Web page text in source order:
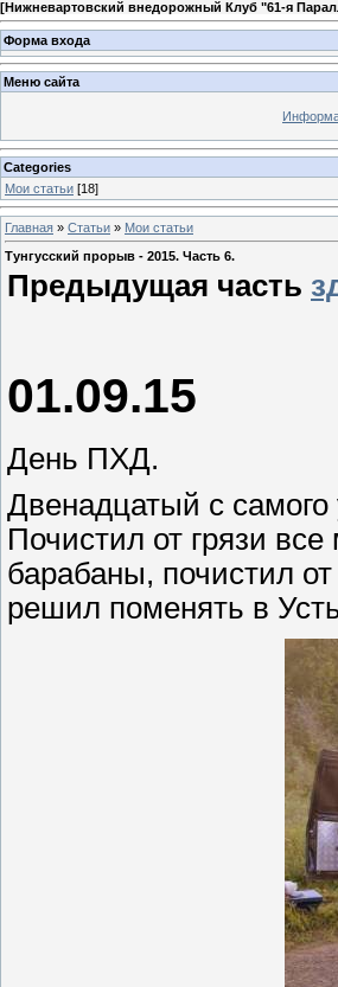
[Нижневартовский внедорожный Клуб "61-я
Форма входа
Меню сайта
Categories
Мои статьи [18]
Главная » Статьи » Мои статьи
Тунгусский прорыв - 2015. Часть 6.
Предыдущая часть
01.09.15
День ПХД.
Двенадцатый с самого
Почистил от грязи
барабаны, почистил
решил поменять в